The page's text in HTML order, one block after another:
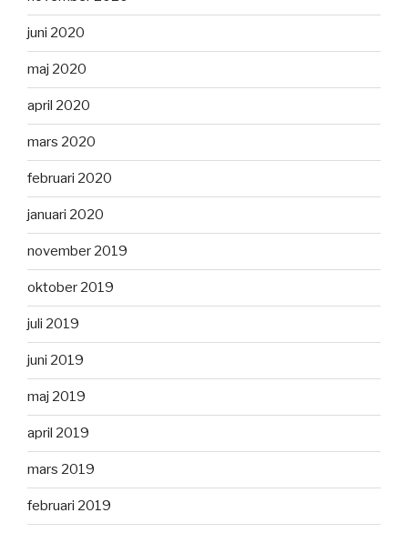
juni 2020
maj 2020
april 2020
mars 2020
februari 2020
januari 2020
november 2019
oktober 2019
juli 2019
juni 2019
maj 2019
april 2019
mars 2019
februari 2019